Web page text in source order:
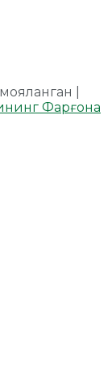
|
Фарғона